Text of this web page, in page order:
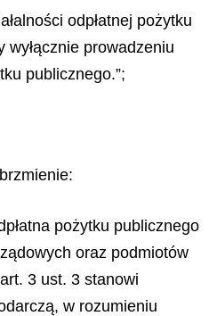
odpłatnej pożytku
wyłącznie prowadzeniu
publicznego.”;
pożytku publicznego
oraz podmiotów
3 ust. 3 stanowi
w rozumieniu